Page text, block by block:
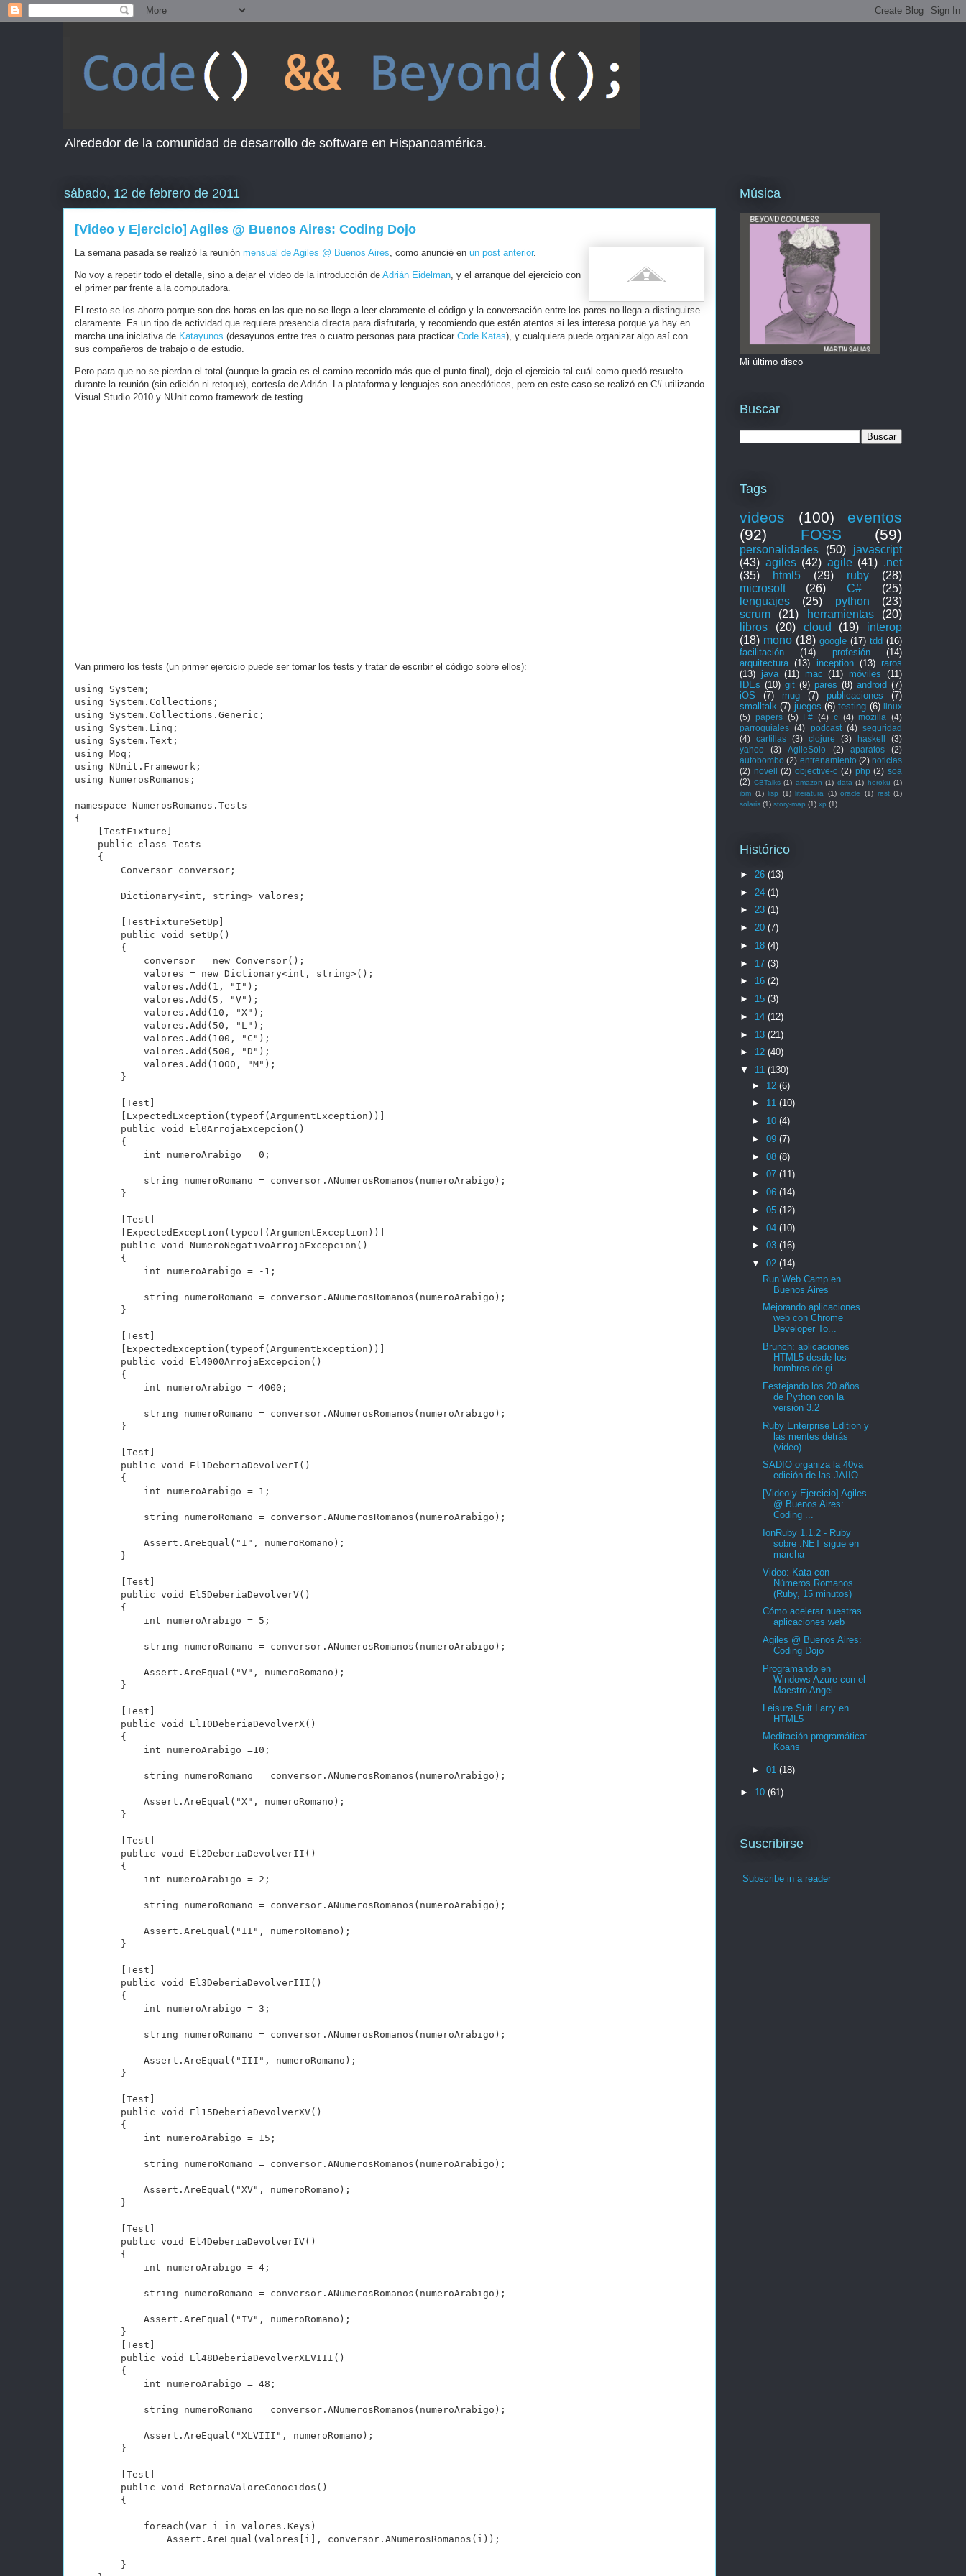
Alrededor de la comunidad de desarrollo de software en Hispanoamérica.
sábado, 12 de febrero de 2011
[Video y Ejercicio] Agiles @ Buenos Aires: Coding Dojo
La semana pasada se realizó la reunión mensual de Agiles @ Buenos Aires, como anuncié en un post anterior.
No voy a repetir todo el detalle, sino a dejar el video de la introducción de Adrián Eidelman, y el arranque del ejercicio con
el primer par frente a la computadora.
El resto se los ahorro porque son dos horas en las que no se llega a leer claramente el código y la conversación entre los pares no llega a distinguirse
claramente. Es un tipo de actividad que requiere presencia directa para disfrutarla, y recomiendo que estén atentos si les interesa porque ya hay en
marcha una iniciativa de Katayunos (desayunos entre tres o cuatro personas para practicar Code Katas), y cualquiera puede organizar algo así con
sus compañeros de trabajo o de estudio.
Pero para que no se pierdan el total (aunque la gracia es el camino recorrido más que el punto final), dejo el ejercicio tal cuál como quedó resuelto
durante la reunión (sin edición ni retoque), cortesía de Adrián. La plataforma y lenguajes son anecdóticos, pero en este caso se realizó en C# utilizando
Visual Studio 2010 y NUnit como framework de testing.
Van primero los tests (un primer ejercicio puede ser tomar los tests y tratar de escribir el código sobre ellos):
using System;
using System.Collections;
using System.Collections.Generic;
using System.Linq;
using System.Text;
using Moq;
using NUnit.Framework;
using NumerosRomanos;
namespace NumerosRomanos.Tests
{
    [TestFixture]
    public class Tests
    {
        Conversor conversor;
        Dictionary<int, string> valores;
        [TestFixtureSetUp]
        public void setUp()
        {
            conversor = new Conversor();
            valores = new Dictionary<int, string>();
            valores.Add(1, "I");
            valores.Add(5, "V");
            valores.Add(10, "X");
            valores.Add(50, "L");
            valores.Add(100, "C");
            valores.Add(500, "D");
            valores.Add(1000, "M");
        }
        [Test]
        [ExpectedException(typeof(ArgumentException))]
        public void El0ArrojaExcepcion()
        {
            int numeroArabigo = 0;
            string numeroRomano = conversor.ANumerosRomanos(numeroArabigo);
        }
        [Test]
        [ExpectedException(typeof(ArgumentException))]
        public void NumeroNegativoArrojaExcepcion()
        {
            int numeroArabigo = -1;
            string numeroRomano = conversor.ANumerosRomanos(numeroArabigo);
        }
        [Test]
        [ExpectedException(typeof(ArgumentException))]
        public void El4000ArrojaExcepcion()
        {
            int numeroArabigo = 4000;
            string numeroRomano = conversor.ANumerosRomanos(numeroArabigo);
        }
        [Test]
        public void El1DeberiaDevolverI()
        {
            int numeroArabigo = 1;
            string numeroRomano = conversor.ANumerosRomanos(numeroArabigo);
            Assert.AreEqual("I", numeroRomano);
        }
        [Test]
        public void El5DeberiaDevolverV()
        {
            int numeroArabigo = 5;
            string numeroRomano = conversor.ANumerosRomanos(numeroArabigo);
            Assert.AreEqual("V", numeroRomano);
        }
        [Test]
        public void El10DeberiaDevolverX()
        {
            int numeroArabigo =10;
            string numeroRomano = conversor.ANumerosRomanos(numeroArabigo);
            Assert.AreEqual("X", numeroRomano);
        }
        [Test]
        public void El2DeberiaDevolverII()
        {
            int numeroArabigo = 2;
            string numeroRomano = conversor.ANumerosRomanos(numeroArabigo);
            Assert.AreEqual("II", numeroRomano);
        }
        [Test]
        public void El3DeberiaDevolverIII()
        {
            int numeroArabigo = 3;
            string numeroRomano = conversor.ANumerosRomanos(numeroArabigo);
            Assert.AreEqual("III", numeroRomano);
        }
        [Test]
        public void El15DeberiaDevolverXV()
        {
            int numeroArabigo = 15;
            string numeroRomano = conversor.ANumerosRomanos(numeroArabigo);
            Assert.AreEqual("XV", numeroRomano);
        }
        [Test]
        public void El4DeberiaDevolverIV()
        {
            int numeroArabigo = 4;
            string numeroRomano = conversor.ANumerosRomanos(numeroArabigo);
            Assert.AreEqual("IV", numeroRomano);
        }
        [Test]
        public void El48DeberiaDevolverXLVIII()
        {
            int numeroArabigo = 48;
            string numeroRomano = conversor.ANumerosRomanos(numeroArabigo);
            Assert.AreEqual("XLVIII", numeroRomano);
        }
        [Test]
        public void RetornaValoreConocidos()
        {
            foreach(var i in valores.Keys)
                Assert.AreEqual(valores[i], conversor.ANumerosRomanos(i));
        }
Música
Mi último disco
Buscar
Tags
videos (100)
eventos
(92)
FOSS (59)
personalidades (50)
javascript
(43) agiles (42) agile (41) .net
(35)
html5 (29) ruby
(28)
microsoft
(26) C#
(25)
lenguajes
(25) python
(23)
scrum
(21) herramientas
(20)
libros
(20) cloud (19)
interop
(18) mono (18) google (17) tdd (16)
facilitación
(14) profesión
(14)
arquitectura (13) inception (13)
raros
(13) java (11) mac (11) móviles
(11)
IDEs (10) git (9) pares (8) android (7)
iOS
(7) mug (7) publicaciones
(7)
smalltalk (7) juegos (6) testing (6) linux
(5) papers (5) F# (4) c (4) mozilla
(4)
parroquiales (4) podcast (4) seguridad
(4)
cartillas (3) clojure (3) haskell
(3)
yahoo
(3) AgileSolo (2) aparatos
(2)
autobombo (2) entrenamiento (2) noticias
(2) novell (2) objective-c (2) php (2) soa
(2) CBTalks (1) amazon (1) data (1) heroku (1)
ibm (1) lisp (1) literatura (1) oracle (1) rest (1)
solaris (1) story-map (1) xp (1)
Histórico
► 26 (13)
► 24 (1)
► 23 (1)
► 20 (7)
► 18 (4)
► 17 (3)
► 16 (2)
► 15 (3)
► 14 (12)
► 13 (21)
► 12 (40)
▼ 11 (130)
► 12 (6)
► 11 (10)
► 10 (4)
► 09 (7)
► 08 (8)
► 07 (11)
► 06 (14)
► 05 (12)
► 04 (10)
► 03 (16)
▼ 02 (14)
Run Web Camp en
Buenos Aires
Mejorando aplicaciones
web con Chrome
Developer To...
Brunch: aplicaciones
HTML5 desde los
hombros de gi...
Festejando los 20 años
de Python con la
versión 3.2
Ruby Enterprise Edition y
las mentes detrás
(video)
SADIO organiza la 40va
edición de las JAIIO
[Video y Ejercicio] Agiles
@ Buenos Aires:
Coding ...
IonRuby 1.1.2 - Ruby
sobre .NET sigue en
marcha
Video: Kata con
Números Romanos
(Ruby, 15 minutos)
Cómo acelerar nuestras
aplicaciones web
Agiles @ Buenos Aires:
Coding Dojo
Programando en
Windows Azure con el
Maestro Angel ...
Leisure Suit Larry en
HTML5
Meditación programática:
Koans
► 01 (18)
► 10 (61)
Suscribirse
Subscribe in a reader